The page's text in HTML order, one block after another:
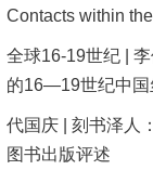
Contacts within
全球16-19世纪 |
的16—19世纪中国
代国庆 | 刻书泽人
图书出版评述